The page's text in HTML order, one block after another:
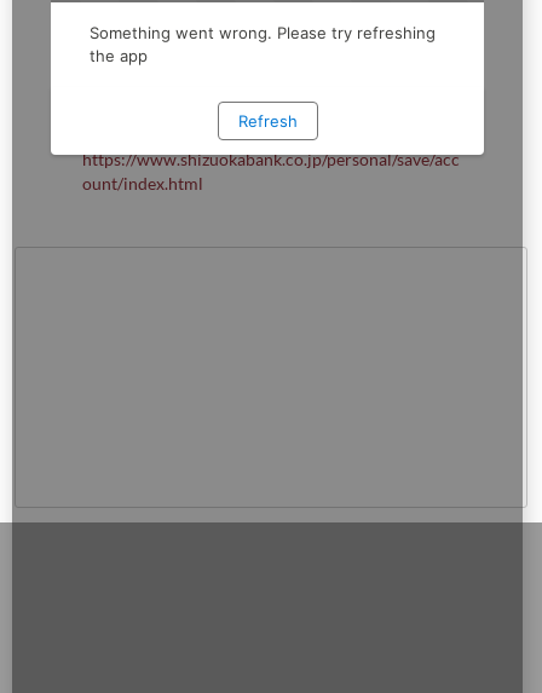
以下のリンク先をご確認ください。
https://www.shizuokabank.co.jp/personal/save/acc
ount/child/index.html
＜お子さまが15歳以上の場合＞
お子さまご本人がこちらからお手続きください。
https://www.shizuokabank.co.jp/personal/save/acc
ount/index.html